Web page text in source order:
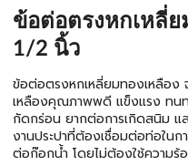
ข้อต่อตรงหกเหลี่ย
1/2 นิ้ว
ข้อต่อตรงหกเหลี่ยมทองเหลือ
เหลืองคุณภาพพดี แข็งแรง ทน
กัดกร่อน ยากต่อการเกิดสนิม แล
งานประปาที่ต้องเชื่อมต่อท่อใน
ต่อก๊อกน้ำ โดยไม่ต้องใช้ความร้